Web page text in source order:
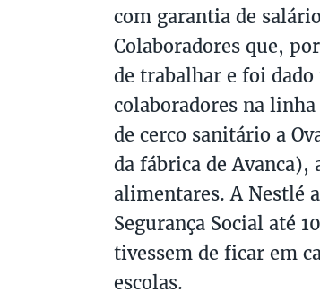
com garantia de
Colaboradores que,
de trabalhar e foi
colaboradores na
de cerco sanitário a
da fábrica de Avanca),
alimentares. A Nestlé
Segurança Social até
tivessem de ficar em
escolas.